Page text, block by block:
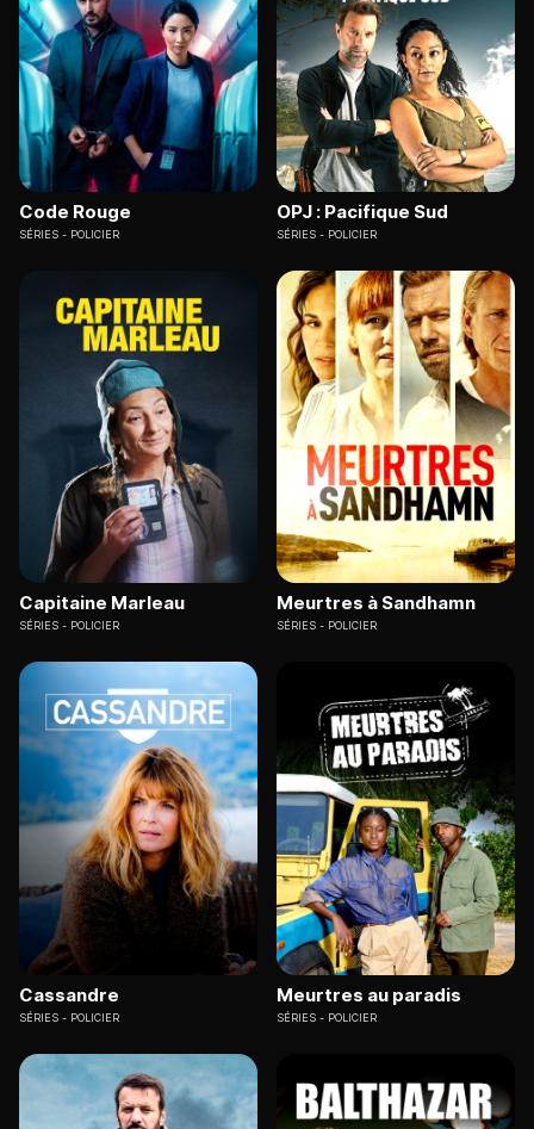
Code Rouge
SÉRIES POLICIER
OPJ : Pacifique Sud
SÉRIES POLICIER
Capitaine Marleau
SÉRIES POLICIER
Meurtres à Sandhamn
SÉRIES POLICIER
Cassandre
SÉRIES POLICIER
Meurtres au paradis
SÉRIES POLICIER